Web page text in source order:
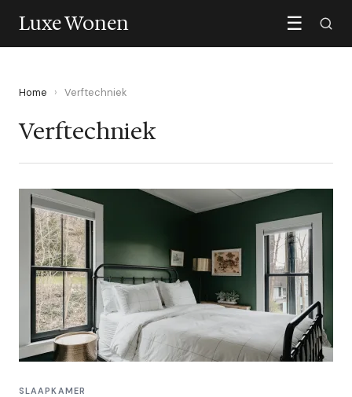
Luxe Wonen ☰
Home › Verftechniek
Verftechniek
SLAAPKAMER